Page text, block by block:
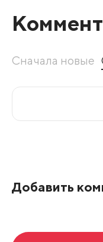
Сначала новые
Добавить